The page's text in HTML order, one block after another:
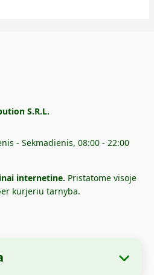
S.R.L.
- Sekmadienis, 08:00 - 22:00
internetine. Pristatome visoje
kurjeriu tarnyba.